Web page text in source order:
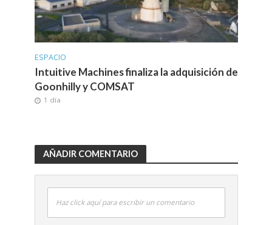
ESPACIO
Intuitive Machines finaliza la adquisición de
Goonhilly y COMSAT
1 día
AÑADIR COMENTARIO
Haz click aquí para escribir un comentario